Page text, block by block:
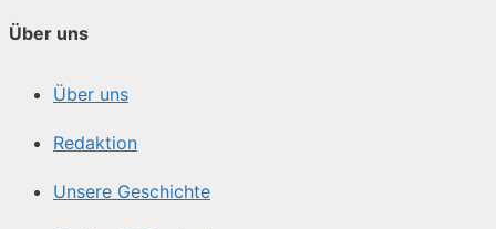
Über uns
Über uns
Redaktion
Unsere Geschichte